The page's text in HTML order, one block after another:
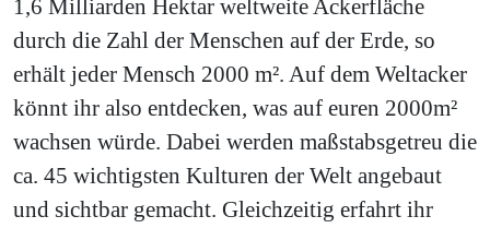
1,6 Milliarden Hektar weltweite Ackerfläche
durch die Zahl der Menschen auf der Erde, so
erhält jeder Mensch 2000 m². Auf dem Weltacker
könnt ihr also entdecken, was auf euren 2000m²
wachsen würde. Dabei werden maßstabsgetreu die
ca. 45 wichtigsten Kulturen der Welt angebaut
und sichtbar gemacht. Gleichzeitig erfahrt ihr